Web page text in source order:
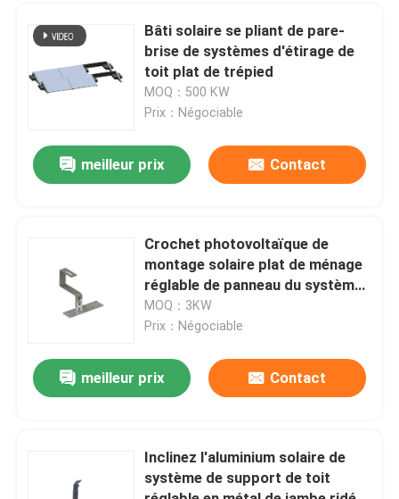
Produits
Vidéos
Exposition de VR
Visite d'usine
Contrôle de qualité
Contactez-nous
picovolte solaire montant des systèmes
Bâti solaire se pliant de pare-
brise de systèmes d'étirage de
toit plat de trépied
MOQ：500 KW
Prix：Négociable
meilleur prix Contact
Crochet photovoltaïque de
montage solaire plat de ménage
réglable de panneau du système
88m/S de toit de tuile de
résidence
MOQ：3KW
Prix：Négociable
meilleur prix Contact
Inclinez l'aluminium solaire de
système de support de toit